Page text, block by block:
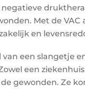
Met de
en
een slangetje
een
gewonden. Ze